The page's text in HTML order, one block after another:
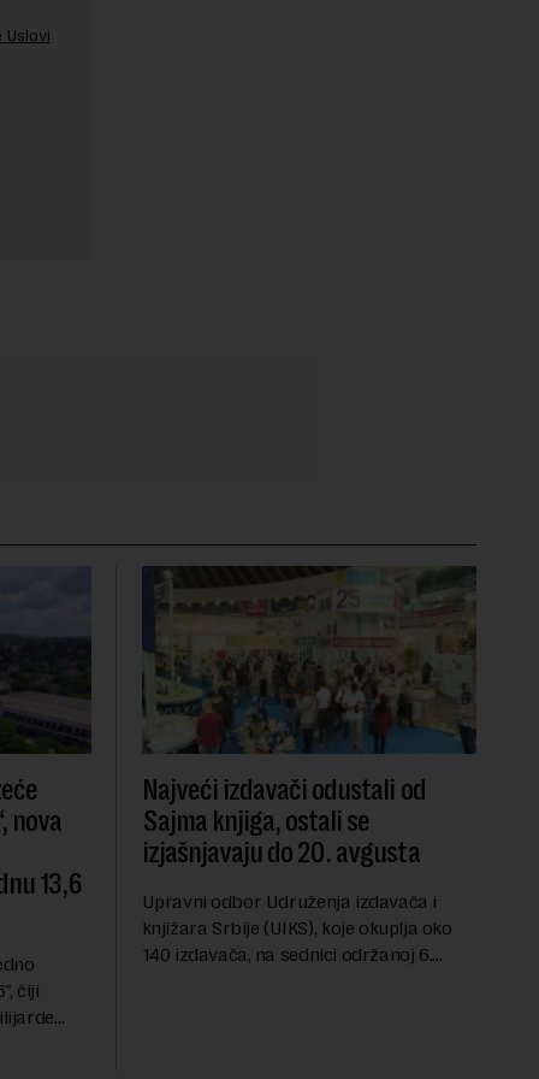
Uslovi
nova
13,6
čiji
Najveći izdavači odustali od
Sajma knjiga, ostali se
izjašnjavaju do 20. avgusta
Upravni odbor Udruženja izdavača i
knjižara Srbije (UIKS), koje okuplja oko
140 izdavača, na sednici održanoj 6.